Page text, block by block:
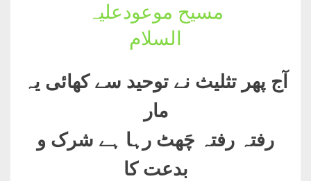
مسیح موعودعلیہ
السلام
آج پھر تثلیث نے توحید سے کھائی یہ
مار
رفتہ رفتہ چَھٹ رہا ہے شرک و
بدعت کا